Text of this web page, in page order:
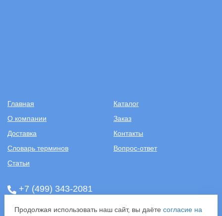
Главная
Каталог
О компании
Заказ
Доставка
Контакты
Словарь терминов
Вопрос-ответ
Статьи
+7 (499) 343-2081
ООО «САНТЕХПОСТАВКА»
Продолжая использовать наш сайт, вы даёте согласие на